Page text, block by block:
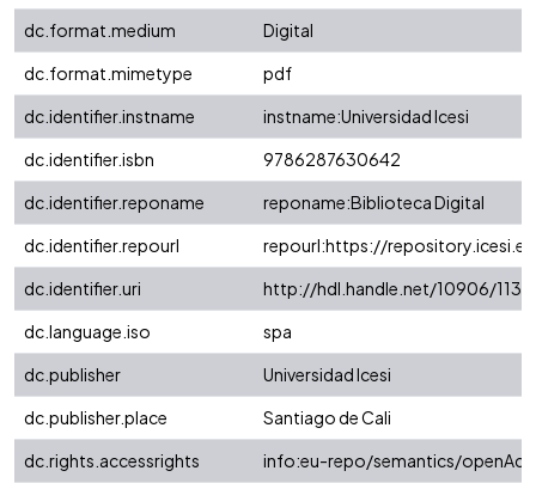
dc.format.medium
Digital
dc.format.mimetype
pdf
dc.identifier.instname
instname:Universidad Icesi
dc.identifier.isbn
9786287630642
dc.identifier.reponame
reponame:Biblioteca Digital
dc.identifier.repourl
repourl:https://
dc.identifier.uri
http://hdl.handle.net/10906/
dc.language.iso
spa
dc.publisher
Universidad Icesi
dc.publisher.place
Santiago de Cali
dc.rights.accessrights
info:eu-repo/semantics/